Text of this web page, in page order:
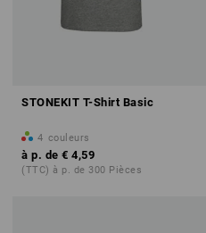
STONEKIT T-Shirt Basic
4 couleurs
à p. de € 4,59
(TTC) à p. de 300 Pièces